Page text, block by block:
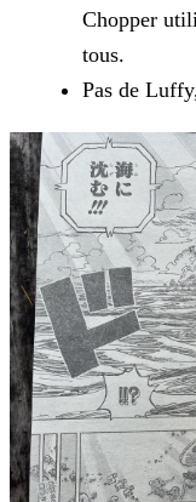
Chopper
tous.
Pas de